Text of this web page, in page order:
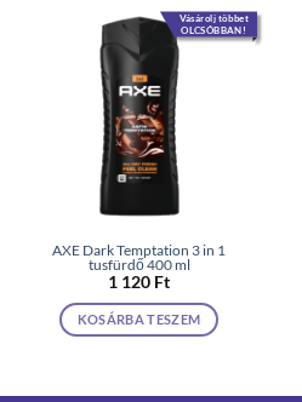
Vásárolj többet
OLCSÓBBAN!
AXE Dark Temptation 3 in 1
tusfürdő 400 ml
1 120 Ft
KOSÁRBA TESZEM